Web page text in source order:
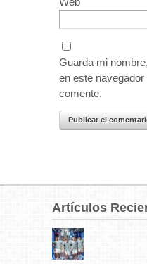
Guarda mi
en este
comente.
Artículos